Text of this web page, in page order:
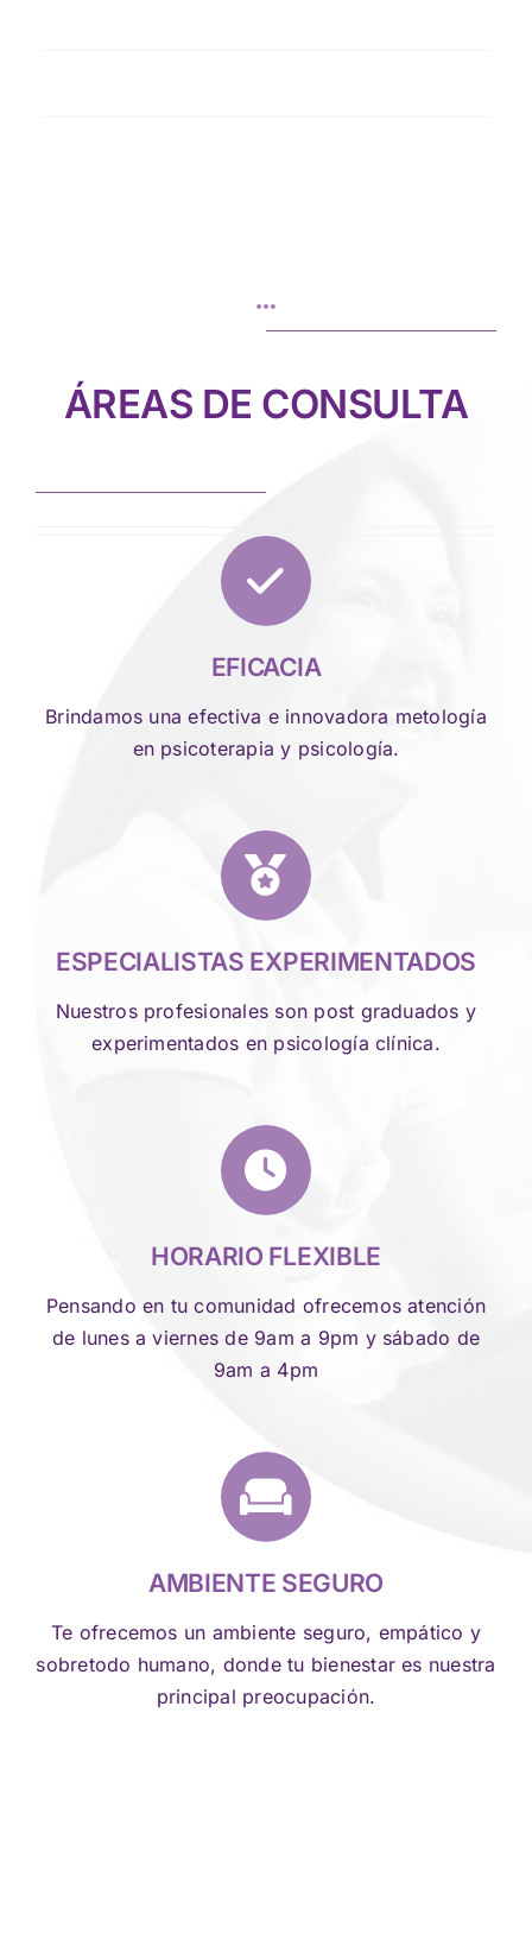
ÁREAS DE CONSULTA
EFICACIA
Brindamos una efectiva e innovadora metología
en psicoterapia y psicología.
ESPECIALISTAS EXPERIMENTADOS
Nuestros profesionales son post graduados y
experimentados en psicología clínica.
HORARIO FLEXIBLE
Pensando en tu comunidad ofrecemos atención
de lunes a viernes de 9am a 9pm y sábado de
9am a 4pm
AMBIENTE SEGURO
Te ofrecemos un ambiente seguro, empático y
sobretodo humano, donde tu bienestar es nuestra
principal preocupación.